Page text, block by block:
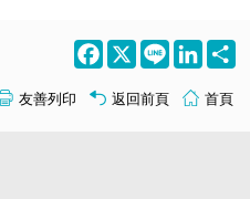
Facebook
X Line
友善列印 返回前頁 首頁